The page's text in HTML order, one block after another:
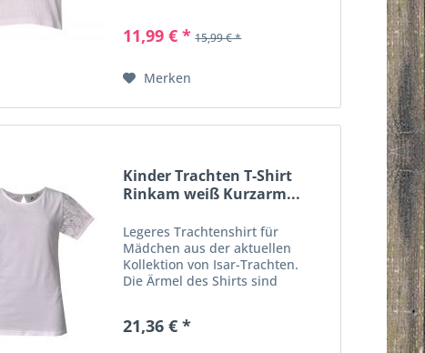
tragen. In Kürze: Trachtenshirt,
11,99 € * 15,99 € *
Merken
Kinder Trachten T-Shirt
Rinkam weiß Kurzarm...
Legeres Trachtenshirt für
Mädchen aus der aktuellen
Kollektion von Isar-Trachten.
Die Ärmel des Shirts sind
und schließen mit einem tollen
21,36 € *